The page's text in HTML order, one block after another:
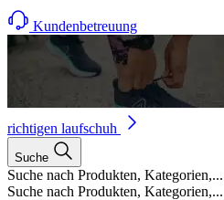
Kundenbetreuung
richtigen laufschuh
Suche
Suche nach Produkten, Kategorien,...
Suche nach Produkten, Kategorien,...